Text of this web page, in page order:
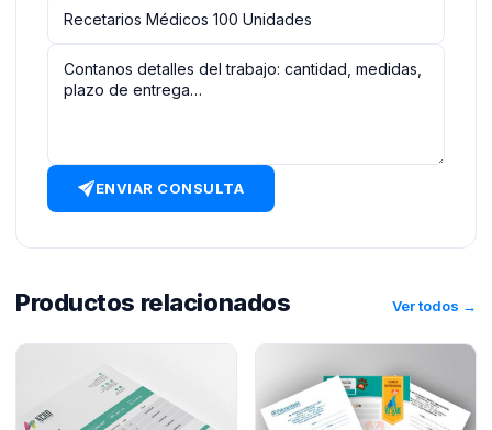
ENVIAR CONSULTA
Productos relacionados Ver todos →